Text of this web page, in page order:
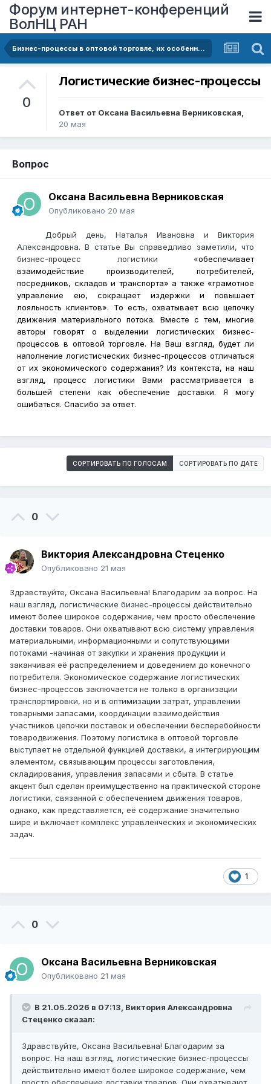
Форум интернет-конференций
ВолНЦ РАН
Бизнес-процессы в оптовой торговле, их особенности, проблемы информационного сопровождения в контексте потребительского спроса и принятия управленческих решений
0
Логистические бизнес-процессы
Ответ от Оксана Васильевна Верниковская,
20 мая
Вопрос
Оксана Васильевна Верниковская
Опубликовано 20 мая
Добрый день, Наталья Ивановна и Виктория
Александровна. В статье Вы справедливо заметили, что
бизнес-процесс логистики «обеспечивает
взаимодействие производителей, потребителей,
посредников, складов и транспорта» а также «грамотное
управление ею, сокращает издержки и повышает
лояльность клиентов». То есть, охватывает всю цепочку
движения материального потока. Вместе с тем, многие
авторы говорят о выделении логистических бизнес-
процессов в оптовой торговле. На Ваш взгляд, будет ли
наполнение логистисческих бизнес-процессов отличаться
от их экономического содержания? Из контекста, на наш
взгляд, процесс логистики Вами рассматривается в
большей степени как обеспечение доставки. Я могу
ошибаться. Спасибо за ответ.
СОРТИРОВАТЬ ПО ГОЛОСАМ СОРТИРОВАТЬ ПО ДАТЕ
0
Виктория Александровна Стеценко
Опубликовано 21 мая
Здравствуйте, Оксана Васильевна! Благодарим за вопрос. На
наш взгляд, логистические бизнес-процессы действительно
имеют более широкое содержание, чем просто обеспечение
доставки товаров. Они охватывают всю систему управления
материальными, информационными и сопутствующими
потоками -начиная от закупки и хранения продукции и
заканчивая её распределением и доведением до конечного
потребителя. Экономическое содержание логистических
бизнес-процессов заключается не только в организации
транспортировки, но и в оптимизации затрат, управлении
товарными запасами, координации взаимодействия
участников цепочки поставок и обеспечении бесперебойности
товародвижения. Поэтому логистика в оптовой торговле
выступает не отдельной функцией доставки, а интегрирующим
элементом, связывающим процессы заготовления,
складирования, управления запасами и сбыта. В статье
акцент был сделан преимущественно на практической стороне
логистики, связанной с обеспечением движения товаров,
однако, как представляется, её содержание значительно
шире и включает комплекс управленческих и экономических
задач.
1
0
Оксана Васильевна Верниковская
Опубликовано 21 мая
В 21.05.2026 в 07:13, Виктория Александровна
Стеценко сказал:
Здравствуйте, Оксана Васильевна! Благодарим за
вопрос. На наш взгляд, логистические бизнес-процессы
действительно имеют более широкое содержание, чем